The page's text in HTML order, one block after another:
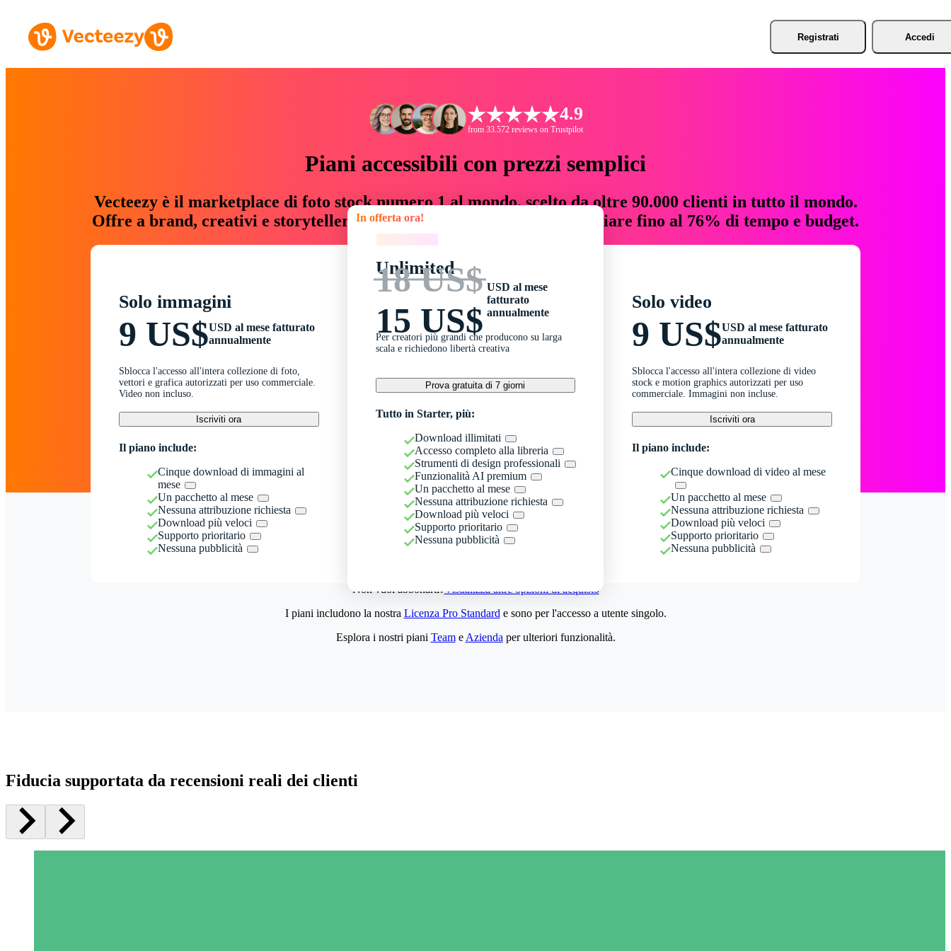
Registrati Accedi
4.9
from 33.572 reviews on Trustpilot
Piani accessibili con prezzi semplici
Vecteezy è il marketplace di foto stock numero 1 al mondo, scelto da oltre 90.000 clienti in tutto il mondo.
Offre a brand, creativi e storyteller risorse creative che fanno risparmiare fino al 76% di tempo e budget.
Solo immagini
9 US$USD al mese fatturato
annualmente
Sblocca l'accesso all'intera collezione di foto,
vettori e grafica autorizzati per uso commerciale.
Video non incluso.
Iscriviti ora
Il piano include:
Cinque download di immagini al
mese
Un pacchetto al mese
Nessuna attribuzione richiesta
Download più veloci
Supporto prioritario
Nessuna pubblicità
In offerta ora!
Unlimited
18 US$
15 US$
USD al mese
fatturato
annualmente
Per creatori più grandi che producono su larga
scala e richiedono libertà creativa
Prova gratuita di 7 giorni
Tutto in Starter, più:
Download illimitati
Accesso completo alla libreria
Strumenti di design professionali
Funzionalità AI premium
Un pacchetto al mese
Nessuna attribuzione richiesta
Download più veloci
Supporto prioritario
Nessuna pubblicità
Solo video
9 US$USD al mese fatturato
annualmente
Sblocca l'accesso all'intera collezione di video
stock e motion graphics autorizzati per uso
commerciale. Immagini non incluse.
Iscriviti ora
Il piano include:
Cinque download di video al mese
Un pacchetto al mese
Nessuna attribuzione richiesta
Download più veloci
Supporto prioritario
Nessuna pubblicità
Non vuoi abbonarti?Visualizza altre opzioni di acquisto
I piani includono la nostra Licenza Pro Standard e sono per l'accesso a utente singolo.
Esplora i nostri piani Teame Azienda per ulteriori funzionalità.
Fiducia supportata da recensioni reali dei clienti